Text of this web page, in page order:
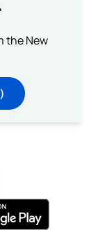
the New